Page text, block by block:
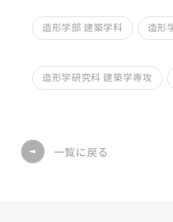
造形学部 建築学科 造形
造形学研究科 建築学専攻
一覧に戻る